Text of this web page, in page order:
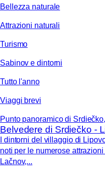
Bellezza naturale
Attrazioni naturali
Turismo
Sabinov e dintorni
Tutto l'anno
Viaggi brevi
Punto panoramico di
Belvedere di Srdiečko -
I dintorni del villaggio di
noti per le numerose
Lačnov,...